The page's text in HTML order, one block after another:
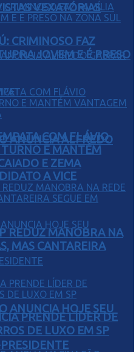
VEXATÓRIAS
ANUNCIA ALFREDO
A VICE
ANUNCIA HOJE SEU
CRIMINOSO FAZ
JOVEM E É PRESO
COM FLÁVIO
E MANTÉM
E ZEMA
REDUZ MANOBRA NA
MAS CANTAREIRA
PRENDE LÍDER DE
DE LUXO EM SP